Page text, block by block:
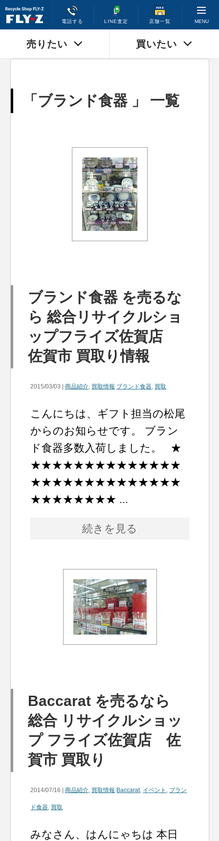
電話する LINE査定 店舗一覧 MENU
売りたい 買いたい
「ブランド食器 」 一覧
ブランド食器 を売るな
ら 総合リサイクルショ
ップフライズ佐賀店
佐賀市 買取り情報
2015/03/03 |商品紹介, 買取情報 ブランド食器, 買取
こんにちは、ギフト担当の松尾
からのお知らせです。 ブラン
ド食器多数入荷しました。 ★
★★★★★★★★★★★★★★
★★★★★★★★★★★★★★
★★★★★★★★ ...
続きを見る
Baccarat を売るなら
総合 リサイクルショッ
プ フライズ佐賀店 佐
賀市 買取り
2014/07/16 |商品紹介, 買取情報 Baccarat, イベント , ブラン
ド食器, 買取
みなさん、はんにゃちは 本日